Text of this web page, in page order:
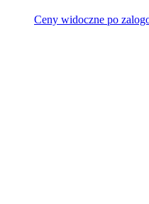
Ceny widoczne po